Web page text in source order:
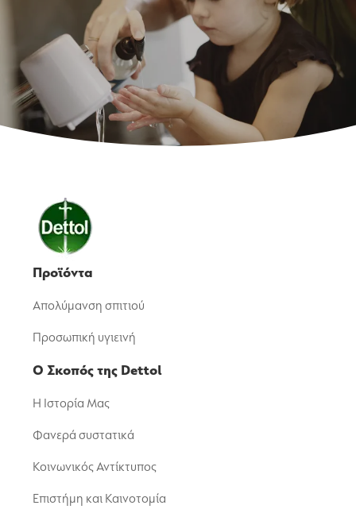
Προϊόντα
Απολύμανση σπιτιού
Προσωπική υγιεινή
Ο Σκοπός της Dettol
Η Ιστορία Μας
Φανερά συστατικά
Κοινωνικός Αντίκτυπος
Επιστήμη και Καινοτομία